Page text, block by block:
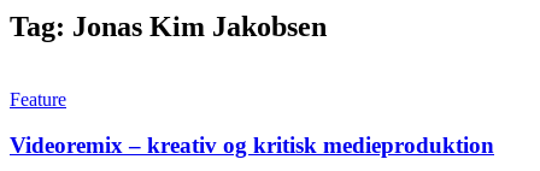
Tag: Jonas Kim Jakobsen
Feature
Videoremix – kreativ og kritisk medieproduktion